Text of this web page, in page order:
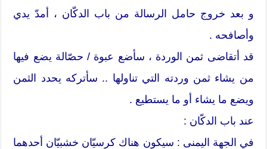
و بعد خروج حامل الرسالة من باب الدكّان ، أمدّ يدي
وأصافحه .
قد أتقاضى ثمن الوردة ، سأضع عبوة / حصّالة يضع فيها
من يشاء ثمن وردته التي تناولها .. سأتركه يحدد الثمن
ويضع ما يشاء أو ما يستطيع .
عند باب الدكّان :
في الجهة اليمنى : سيكون هناك كرسيّان خشبيّان أحدهما